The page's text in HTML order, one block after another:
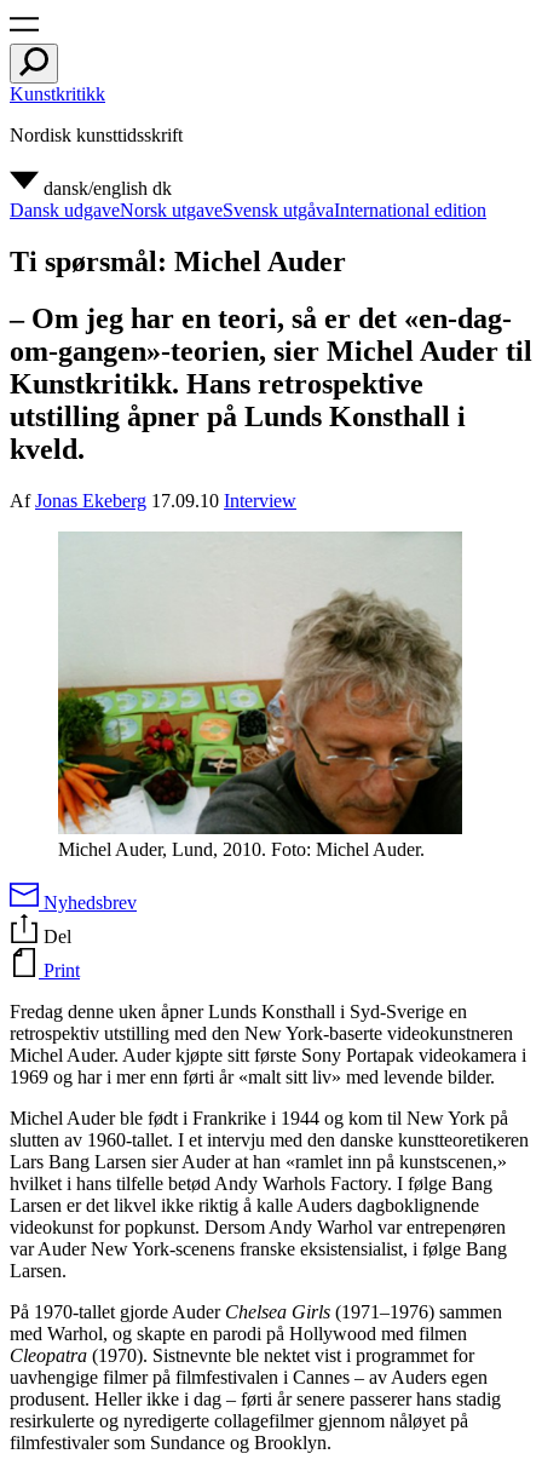
Kunstkritikk
Nordisk kunsttidsskrift
dansk/english dk
Dansk udgaveNorsk utgaveSvensk utgåvaInternational edition
Ti spørsmål: Michel Auder
– Om jeg har en teori, så er det «en-dag-
om-gangen»-teorien, sier Michel Auder til
Kunstkritikk. Hans retrospektive
utstilling åpner på Lunds Konsthall i
kveld.
AfJonas Ekeberg 17.09.10 Interview
Michel Auder, Lund, 2010. Foto: Michel Auder.
Nyhedsbrev
Del
Print
Fredag denne uken åpner Lunds Konsthall i Syd-Sverige en
retrospektiv utstilling med den New York-baserte videokunstneren
Michel Auder. Auder kjøpte sitt første Sony Portapak videokamera i
1969 og har i mer enn førti år «malt sitt liv» med levende bilder.
Michel Auder ble født i Frankrike i 1944 og kom til New York på
slutten av 1960-tallet. I et intervju med den danske kunstteoretikeren
Lars Bang Larsen sier Auder at han «ramlet inn på kunstscenen,»
hvilket i hans tilfelle betød Andy Warhols Factory. I følge Bang
Larsen er det likvel ikke riktig å kalle Auders dagboklignende
videokunst for popkunst. Dersom Andy Warhol var entrepenøren
var Auder New York-scenens franske eksistensialist, i følge Bang
Larsen.
På 1970-tallet gjorde Auder Chelsea Girls (1971–1976) sammen
med Warhol, og skapte en parodi på Hollywood med filmen
Cleopatra (1970). Sistnevnte ble nektet vist i programmet for
uavhengige filmer på filmfestivalen i Cannes – av Auders egen
produsent. Heller ikke i dag – førti år senere passerer hans stadig
resirkulerte og nyredigerte collagefilmer gjennom nåløyet på
filmfestivaler som Sundance og Brooklyn.